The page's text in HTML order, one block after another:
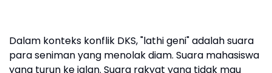
Dalam konteks konflik DKS, "lathi geni" adalah suara
para seniman yang menolak diam. Suara mahasiswa
yang turun ke jalan. Suara rakyat yang tidak mau